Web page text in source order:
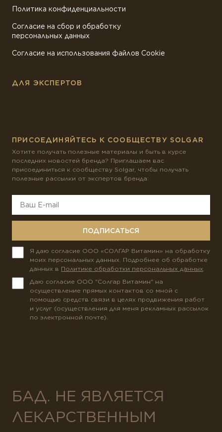
Политика конфиденциальности
Согласие на сбор и обработку
персональных данных
Согласие на использования файлов Cookie
ДЛЯ ЭКСПЕРТОВ
ПРИСОЕДИНЯЙТЕСЬ К СООБЩЕСТВУ SOLGAR
Хотите получать полезные материалы и быть в курсе
последних новостей бренда? Приглашаем вас
присоединиться к сообществу Solgar, чтобы получать
полезные рассылки от экспертов бренда:
ПОДПИСАТЬСЯ
Я даю согласие ООО «СОЛГАР Витамин» на обработку
моих персональных данных. Подробнее об обработке
данных в Политике обработки персональных данных
Даю согласие ООО "Солгар Витамин" на
осуществление прямых контактов со мной с
помощью средств связи в целях продвижения работ
и услуг (осуществления для меня рекламных рассылок
по электронной почте).
БАД. НЕ ЯВЛЯЕТСЯ
ЛЕКАРСТВЕННЫМ